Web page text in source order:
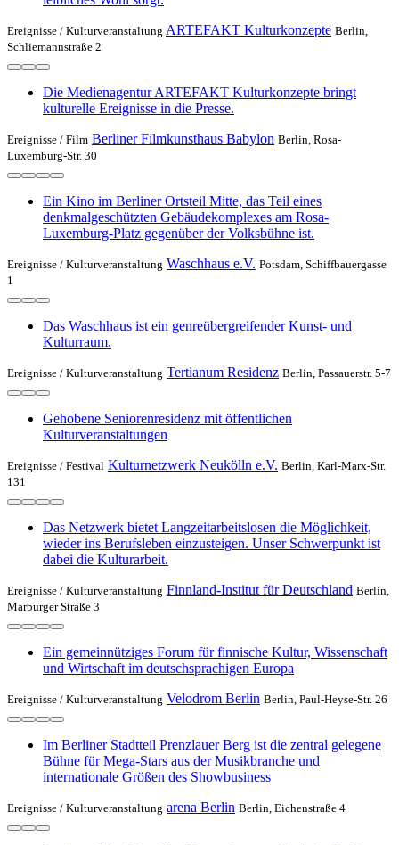
Ereignisse / Kulturveranstaltung ARTEFAKT Kulturkonzepte Berlin,
Schliemannstraße 2
Die Medienagentur ARTEFAKT Kulturkonzepte bringt
kulturelle Ereignisse in die Presse.
Ereignisse / Film Berliner Filmkunsthaus Babylon Berlin, Rosa-
Luxemburg-Str. 30
Ein Kino im Berliner Ortsteil Mitte, das Teil eines
denkmalgeschützten Gebäudekomplexes am Rosa-
Luxemburg-Platz gegenüber der Volksbühne ist.
Ereignisse / Kulturveranstaltung Waschhaus e.V. Potsdam, Schiffbauergasse
1
Das Waschhaus ist ein genreübergreifender Kunst- und
Kulturraum.
Ereignisse / Kulturveranstaltung Tertianum Residenz Berlin, Passauerstr. 5-7
Gehobene Seniorenresidenz mit öffentlichen
Kulturveranstaltungen
Ereignisse / Festival Kulturnetzwerk Neukölln e.V. Berlin, Karl-Marx-Str.
131
Das Netzwerk bietet Langzeitarbeitslosen die Möglichkeit,
wieder ins Berufsleben einzusteigen. Unser Schwerpunkt ist
dabei die Kulturarbeit.
Ereignisse / Kulturveranstaltung Finnland-Institut für Deutschland Berlin,
Marburger Straße 3
Ein gemeinnütziges Forum für finnische Kultur, Wissenschaft
und Wirtschaft im deutschsprachigen Europa
Ereignisse / Kulturveranstaltung Velodrom Berlin Berlin, Paul-Heyse-Str. 26
Im Berliner Stadtteil Prenzlauer Berg ist die zentral gelegene
Bühne für Mega-Stars aus der Musikbranche und
internationale Größen des Showbusiness
Ereignisse / Kulturveranstaltung arena Berlin Berlin, Eichenstraße 4